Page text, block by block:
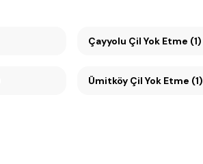
Çayyolu Çil Yok Etme (1)
Ümitköy Çil Yok Etme (1)